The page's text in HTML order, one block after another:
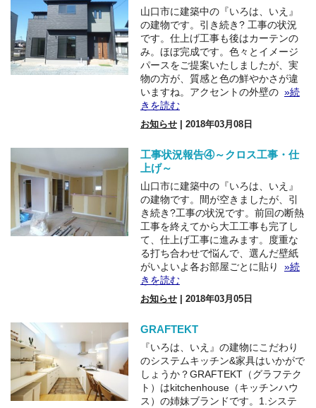
山口市に建築中の『いろは、いえ』
の建物です。引き続き? 工事の状況
です。仕上げ工事も後はカーテンの
み。ほぼ完成です。色々とイメージ
パースをご提案いたしましたが、実
物の方が、質感と色の鮮やかさが違
いますね。アクセントの外壁の »続
きを読む
お知らせ| 2018年03月08日
工事状況報告④～クロス工事・仕
上げ～
山口市に建築中の『いろは、いえ』
の建物です。間が空きましたが、引
き続き?工事の状況です。前回の断熱
工事を終えてから大工工事も完了し
て、仕上げ工事に進みます。度重な
る打ち合わせで悩んで、選んだ壁紙
がいよいよ各お部屋ごとに貼り »続
きを読む
お知らせ| 2018年03月05日
GRAFTEKT
『いろは、いえ』の建物にこだわり
のシステムキッチン&家具はいかがで
しょうか？GRAFTEKT（グラフテク
ト）はkitchenhouse（キッチンハウ
ス）の姉妹ブランドです。1.システ